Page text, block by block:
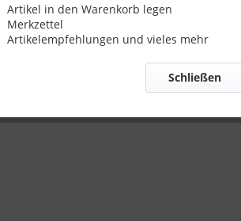
Artikel in den Warenkorb legen
Merkzettel
Artikelempfehlungen und vieles mehr
Schließen